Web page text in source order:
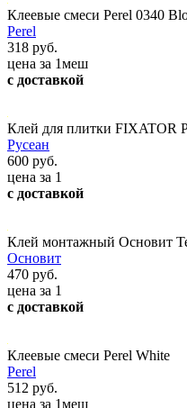
Клеевые смеси Perel 0340
Perel
318 руб.
цена за 1меш
с доставкой
Клей для плитки FIXATOR
Русеан
600 руб.
цена за 1
с доставкой
Клей монтажный Основит
Основит
470 руб.
цена за 1
с доставкой
Клеевые смеси Perel White
Perel
512 руб.
цена за 1меш